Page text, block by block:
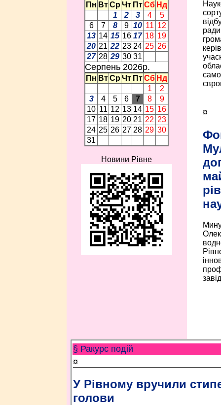
Пн ВтСрЧт ПтСб Нд
1
2 3 4
5
6
7 8 9 10 11 12
13 14 15 16 17 18 19
20 21 22 23 24 25 26
27 28 29 30 31
Серпень 2026p.
Пн ВтСрЧт ПтСб Нд
1
2
3
4 5 6 7 8
9
10 11 12 13 14 15 16
17 18 19 20 21 22 23
24 25 26 27 28 29 30
31
Новини Рівне
¤
§ Ракурс подій
¤
У Рівному вручили
голови